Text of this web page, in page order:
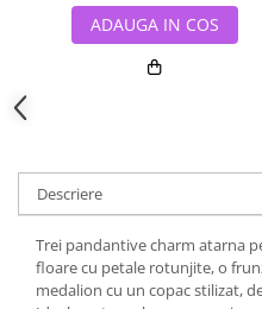
ADAUGA IN COS
Descriere
Trei pandantive charm atarna
floare cu petale rotunjite, o
medalion cu un copac stilizat,